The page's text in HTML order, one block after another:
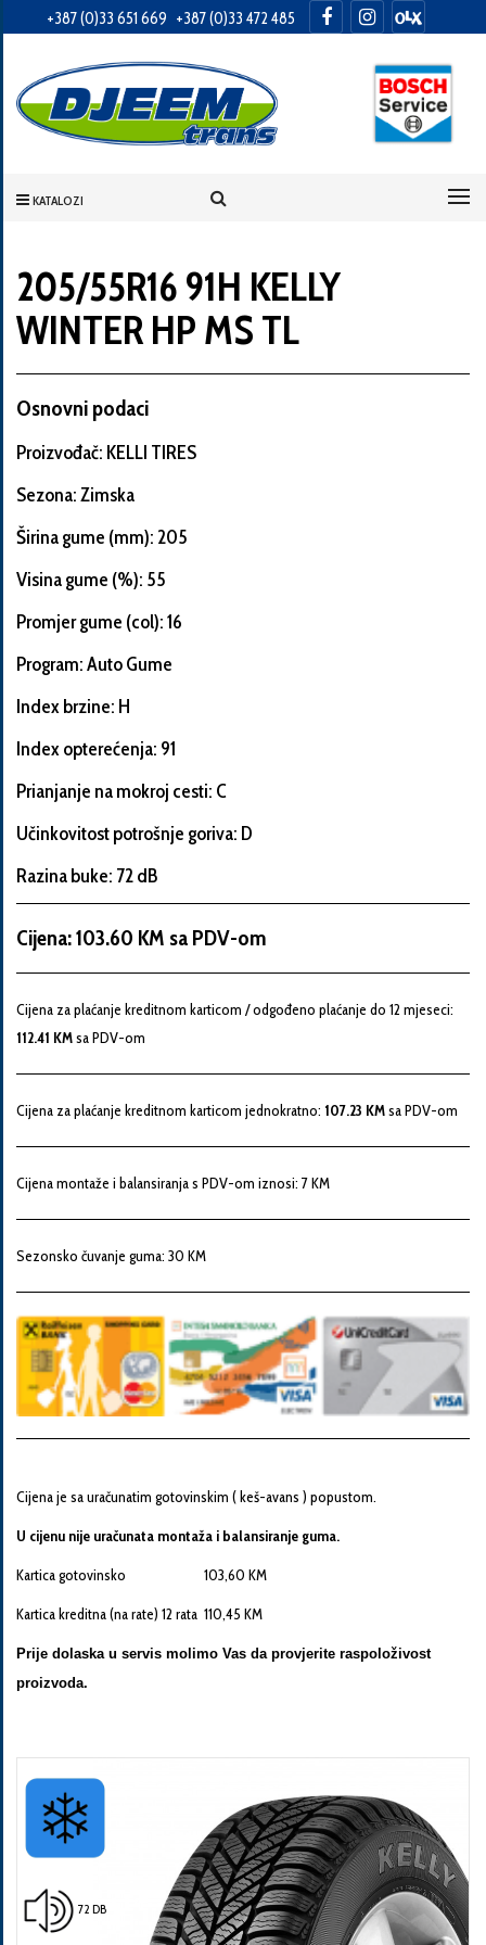
+387 (0)33 651 669 +387 (0)33 472 485
KATALOZI
Informacije
o
Vaša
Broj
Informacije
o
automobila
motora
proizvodnje
Vaša
poruka
Pošalji
205/55R16 91H KELLY
WINTER HP MS TL
Osnovni podaci
Proizvođač: KELLI TIRES
Sezona: Zimska
Širina gume (mm): 205
Visina gume (%): 55
Promjer gume (col): 16
Program: Auto Gume
Index brzine: H
Index opterećenja: 91
Prianjanje na mokroj cesti: C
Učinkovitost potrošnje goriva: D
Razina buke: 72 dB
Cijena: 103.60 KM sa PDV-om
Cijena za plaćanje kreditnom karticom / odgođeno plaćanje do 12 mjeseci:
112.41 KMsa PDV-om
Cijena za plaćanje kreditnom karticom jednokratno: 107.23 KMsa PDV-om
Cijena montaže i balansiranja s PDV-om iznosi: 7 KM
Sezonsko čuvanje guma: 30 KM
Cijena je sa uračunatim gotovinskim ( keš-avans ) popustom.
U cijenu nije uračunata montaža i balansiranje guma.
Kartica gotovinsko 103,60 KM
Kartica kreditna (na rate) 12 rata 110,45 KM
Prije dolaska u servis molimo Vas da provjerite raspoloživost
proizvoda.
72 DB